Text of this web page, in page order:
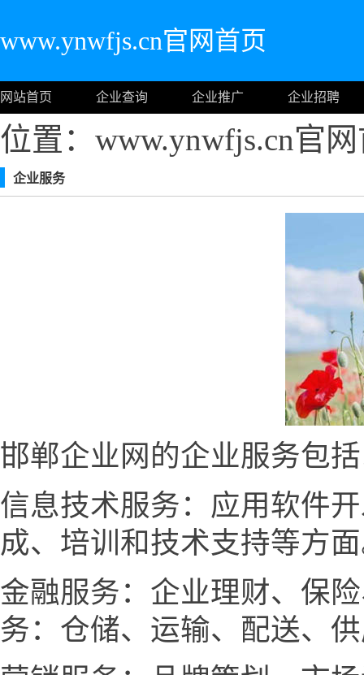
www.ynwfjs.cn官网首页
网站首页 企业查询 企业推广 企业招聘
位置：www.ynwfjs.cn官
企业服务
邯郸企业网的企业服务包
信息技术服务：应用软件
成、培训和技术支持等方
金融服务：企业理财、保
务：仓储、运输、配送、